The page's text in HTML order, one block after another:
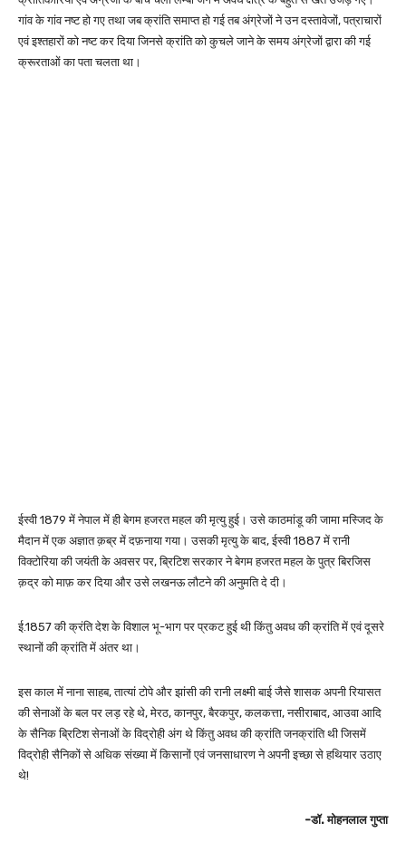
गांव के गांव नष्ट हो गए तथा जब क्रांति समाप्त हो गई तब अंग्रेजों ने उन दस्तावेजों, पत्राचारों
एवं इश्तहारों को नष्ट कर दिया जिनसे क्रांति को कुचले जाने के समय अंग्रेजों द्वारा की गई
क्रूरताओं का पता चलता था।
ईस्वी 1879 में नेपाल में ही बेगम हजरत महल की मृत्यु हुई। उसे काठमांडू की जामा मस्जिद के
मैदान में एक अज्ञात क़ब्र में दफ़नाया गया। उसकी मृत्यु के बाद, ईस्वी 1887 में रानी
विक्टोरिया की जयंती के अवसर पर, ब्रिटिश सरकार ने बेगम हजरत महल के पुत्र बिरजिस
क़द्र को माफ़ कर दिया और उसे लखनऊ लौटने की अनुमति दे दी।
ई.1857 की क्रंति देश के विशाल भू-भाग पर प्रकट हुई थी किंतु अवध की क्रांति में एवं दूसरे
स्थानों की क्रांति में अंतर था।
इस काल में नाना साहब, तात्यां टोपे और झांसी की रानी लक्ष्मी बाई जैसे शासक अपनी रियासत
की सेनाओं के बल पर लड़ रहे थे, मेरठ, कानपुर, बैरकपुर, कलकत्ता, नसीराबाद, आउवा आदि
के सैनिक ब्रिटिश सेनाओं के विद्रोही अंग थे किंतु अवध की क्रांति जनक्रांति थी जिसमें
विद्रोही सैनिकों से अधिक संख्या में किसानों एवं जनसाधारण ने अपनी इच्छा से हथियार उठाए
थे!
-डॉ. मोहनलाल गुप्ता